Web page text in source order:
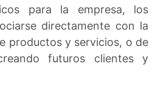
para la empresa, los
directamente con la
productos y servicios, o de
futuros clientes y